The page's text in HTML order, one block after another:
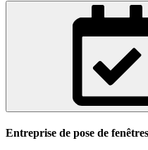
Entreprise de pose de